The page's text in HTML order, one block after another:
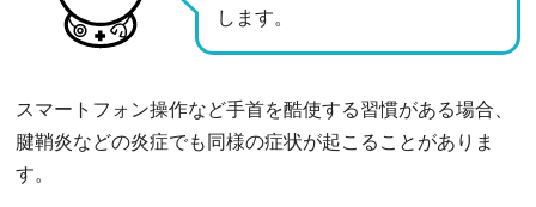
します。
スマートフォン操作など手首を酷使する習慣がある場合、
腱鞘炎などの炎症でも同様の症状が起こることがありま
す。